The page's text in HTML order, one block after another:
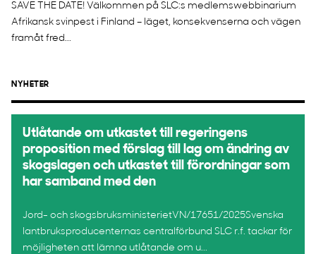
SAVE THE DATE! Välkommen på SLC:s medlemswebbinarium
Afrikansk svinpest i Finland – läget, konsekvenserna och vägen
framåt fred...
NYHETER
Utlåtande om utkastet till regeringens
proposition med förslag till lag om ändring av
skogslagen och utkastet till förordningar som
har samband med den
Jord- och skogsbruksministerietVN/17651/2025Svenska
lantbruksproducenternas centralförbund SLC r.f. tackar för
möjligheten att lämna utlåtande om u...